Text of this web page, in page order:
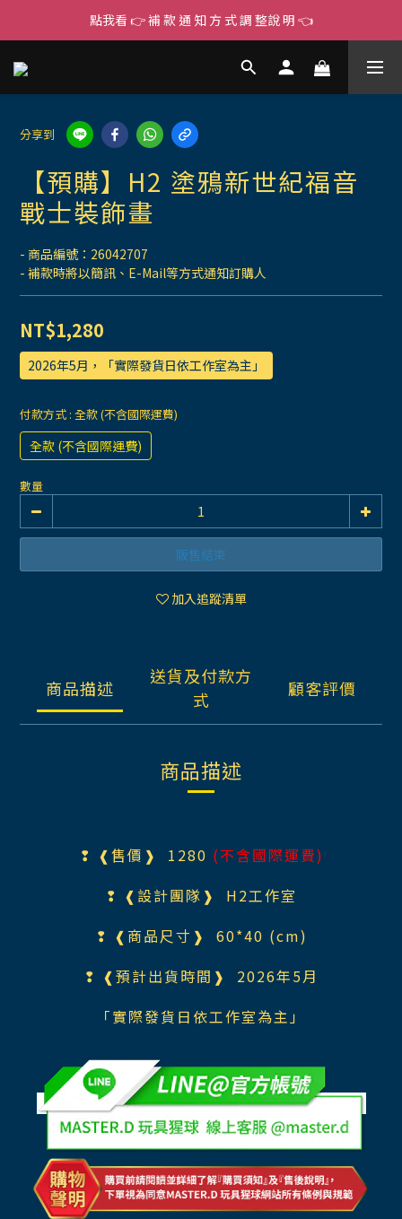
點我看 👉 補 款 通 知 方 式 調 整說 明 👈
分享到
【預購】H2 塗鴉新世紀福音
戰士裝飾畫
- 商品編號：26042707
- 補款時將以簡訊、E-Mail等方式通知訂購人
NT$1,280
2026年5月，「實際發貨日依工作室為主」
付款方式 : 全款 (不含國際運費)
全款 (不含國際運費)
數量
販售結束
加入追蹤清單
商品描述
送貨及付款方
式
顧客評價
商品描述
❢ ❰售價❱ 1280 (不含國際運費)
❢ ❰設計團隊❱ H2工作室
❢ ❰商品尺寸❱ 60*40 (cm)
❢ ❰預計出貨時間❱ 2026年5月
「實際發貨日依工作室為主」